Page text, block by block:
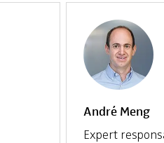
André Meng
Expert